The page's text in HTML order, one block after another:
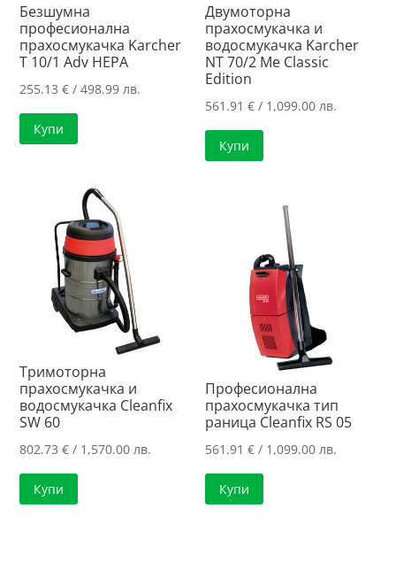
Безшумна
професионална
прахосмукачка Karcher
T 10/1 Adv HEPA
255.13€ / 498.99 лв.
Купи
Двумоторна
прахосмукачка и
водосмукачка Karcher
NT 70/2 Me Classic
Edition
561.91€ / 1,099.00 лв.
Купи
Тримоторна
прахосмукачка и
водосмукачка Cleanfix
SW 60
802.73€ / 1,570.00 лв.
Купи
Професионална
прахосмукачка тип
раница Cleanfix RS 05
561.91€ / 1,099.00 лв.
Купи